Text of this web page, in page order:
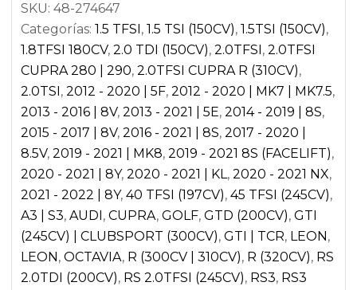
|
SEAT
LEON
CUPRA
5F
SKODA
OCTAVIA
NX
RS
|
VOLKSWAGEN
GOLF
SKU: 48-274647
Categorías: 1.5 TFSI , 1.5 TSI (150CV), 1.5TSI (150CV),
1.8TFSI 180CV, 2.0 TDI (150CV), 2.0TFSI , 2.0TFSI
CUPRA 280 | 290, 2.0TFSI CUPRA R (310CV),
2.0TSI , 2012 - 2020 | 5F, 2012 - 2020 | MK7 | MK7.5,
2013 - 2016 | 8V, 2013 - 2021 | 5E, 2014 - 2019 | 8S,
2015 - 2017 | 8V, 2016 - 2021 | 8S, 2017 - 2020 |
8.5V, 2019 - 2021 | MK8, 2019 - 2021 8S (FACELIFT),
2020 - 2021 | 8Y, 2020 - 2021 | KL, 2020 - 2021 NX,
2021 - 2022 | 8Y, 40 TFSI (197CV), 45 TFSI (245CV),
A3 | S3, AUDI , CUPRA, GOLF, GTD (200CV), GTI
(245CV) | CLUBSPORT (300CV), GTI | TCR, LEON ,
LEON , OCTAVIA, R (300CV | 310CV), R (320CV), RS
2.0TDI (200CV), RS 2.0TFSI (245CV), RS3, RS3